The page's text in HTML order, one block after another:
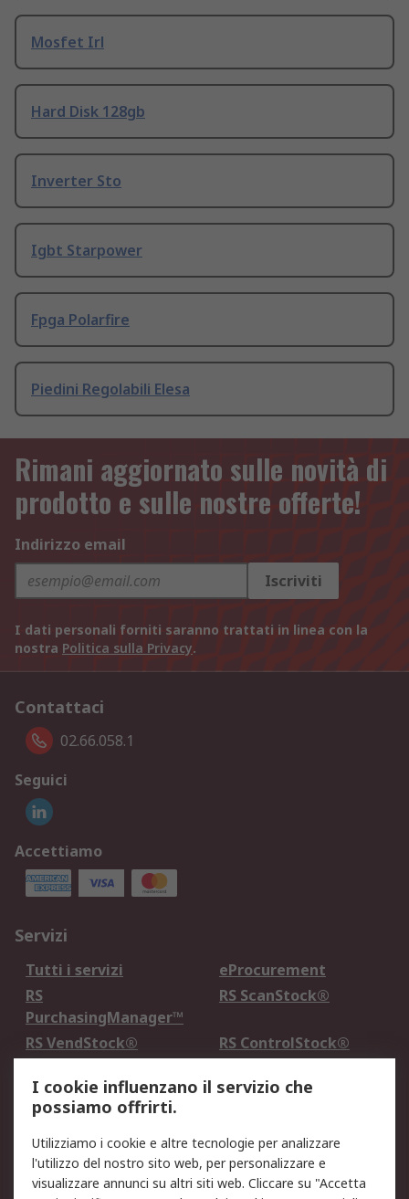
Mosfet Irl
Hard Disk 128gb
Inverter Sto
Igbt Starpower
Fpga Polarfire
Piedini Regolabili Elesa
Rimani aggiornato sulle novità di
prodotto e sulle nostre offerte!
Indirizzo email
Iscriviti
I dati personali forniti saranno trattati in linea con la
nostra Politica sulla Privacy.
Contattaci
02.66.058.1
Seguici
Accettiamo
Servizi
Tutti i servizi
eProcurement
RS
PurchasingManager™
RS ScanStock®
RS VendStock®
RS ControlStock®
Legale
Informativa Cookie
Informativa Privacy -
Aggiornata
I cookie influenzano il servizio che
possiamo offrirti.
Utilizziamo i cookie e altre tecnologie per analizzare
l'utilizzo del nostro sito web, per personalizzare e
visualizzare annunci su altri siti web. Cliccare su "Accetta